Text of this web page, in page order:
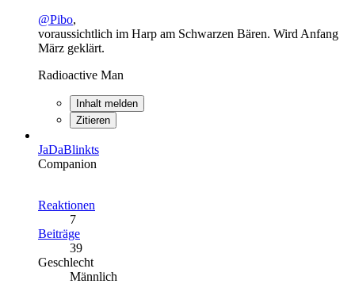
@Pibo,
voraussichtlich im Harp am Schwarzen Bären. Wird Anfang
März geklärt.
Radioactive Man
Inhalt melden
Zitieren
JaDaBlinkts
Companion
Reaktionen
7
Beiträge
39
Geschlecht
Männlich